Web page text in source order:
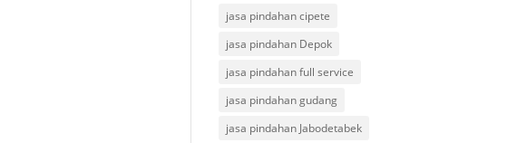
jasa pindahan cipete
jasa pindahan Depok
jasa pindahan full service
jasa pindahan gudang
jasa pindahan Jabodetabek